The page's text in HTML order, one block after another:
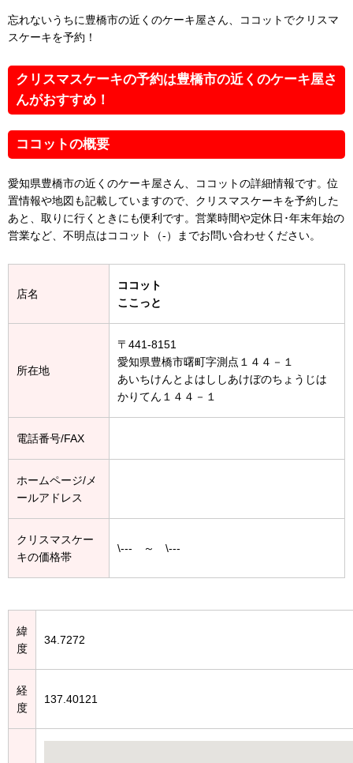
忘れないうちに豊橋市の近くのケーキ屋さん、ココットでクリスマ
スケーキを予約！
クリスマスケーキの予約は豊橋市の近くのケーキ屋さ
んがおすすめ！
ココットの概要
愛知県豊橋市の近くのケーキ屋さん、ココットの詳細情報です。位
置情報や地図も記載していますので、クリスマスケーキを予約した
あと、取りに行くときにも便利です。営業時間や定休日･年末年始の
営業など、不明点はココット（-）までお問い合わせください。
店名
ココット
ここっと
所在地
〒441-8151
愛知県豊橋市曙町字測点１４４－１
あいちけんとよはししあけぼのちょうじは
かりてん１４４－１
電話番号/FAX
ホームページ/メ
ールアドレス
クリスマスケー
キの価格帯
\--- ～ \---
緯
度
34.7272
経
度
137.40121